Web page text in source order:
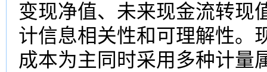
变现净值、未来现金流转现
计信息相关性和可理解性。
成本为主同时采用多种计量